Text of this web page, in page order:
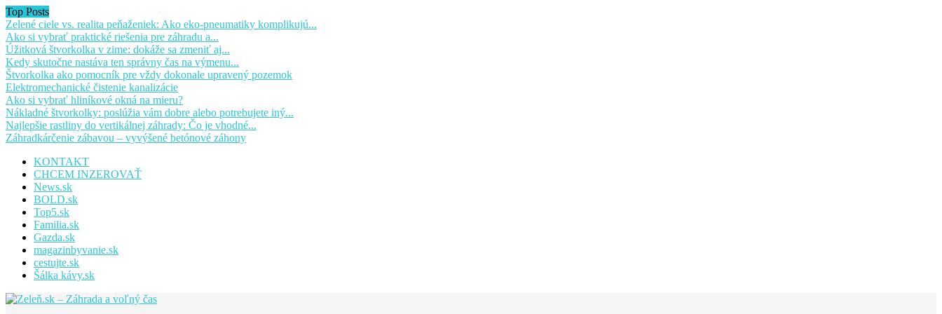
Top Posts
Zelené ciele vs. realita peňaženiek: Ako eko-pneumatiky komplikujú...
Ako si vybrať praktické riešenia pre záhradu a...
Úžitková štvorkolka v zime: dokáže sa zmeniť aj...
Kedy skutočne nastáva ten správny čas na výmenu...
Štvorkolka ako pomocník pre vždy dokonale upravený pozemok
Elektromechanické čistenie kanalizácie
Ako si vybrať hliníkové okná na mieru?
Nákladné štvorkolky: poslúžia vám dobre alebo potrebujete iný...
Najlepšie rastliny do vertikálnej záhrady: Čo je vhodné...
Záhradkárčenie zábavou – vyvýšené betónové záhony
KONTAKT
CHCEM INZEROVAŤ
News.sk
BOLD.sk
Top5.sk
Familia.sk
Gazda.sk
magazinbyvanie.sk
cestujte.sk
Šálka kávy.sk